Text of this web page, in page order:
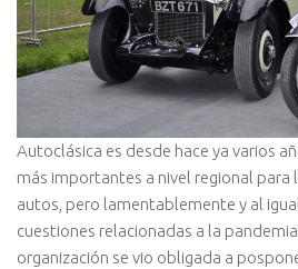
Autoclásica es desde hace ya varios
más importantes a nivel regional para
autos, pero lamentablemente y al
cuestiones relacionadas a la
organización se vio obligada a